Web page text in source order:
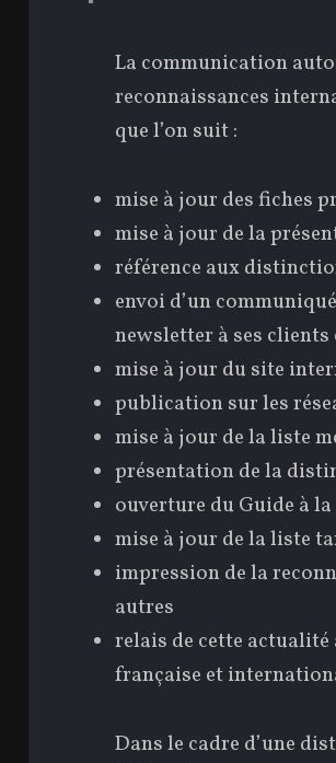
La communication
reconnaissances
que l’on suit :
mise à jour des fiches
mise à jour de la
référence aux
envoi d’un
newsletter à ses
mise à jour du site
publication sur les
mise à jour de la liste
présentation de la
ouverture du Guide à la
mise à jour de la liste
impression de la
autres
relais de cette
française et
Dans le cadre d’une